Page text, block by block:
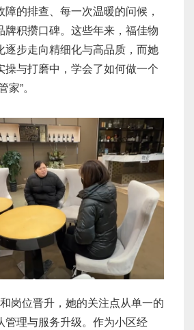
的排查、每一次温暖的问候，
牌积攒口碑。这些年来，福佳物
逐步走向精细化与高品质，而她
操与打磨中，学会了如何做一个
”。
岗位晋升，她的关注点从单一的
管理与服务升级。作为小区经